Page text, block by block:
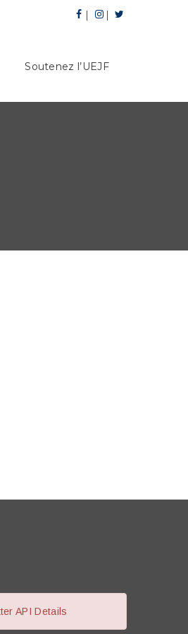
Soutenez l’UEJF
API Details